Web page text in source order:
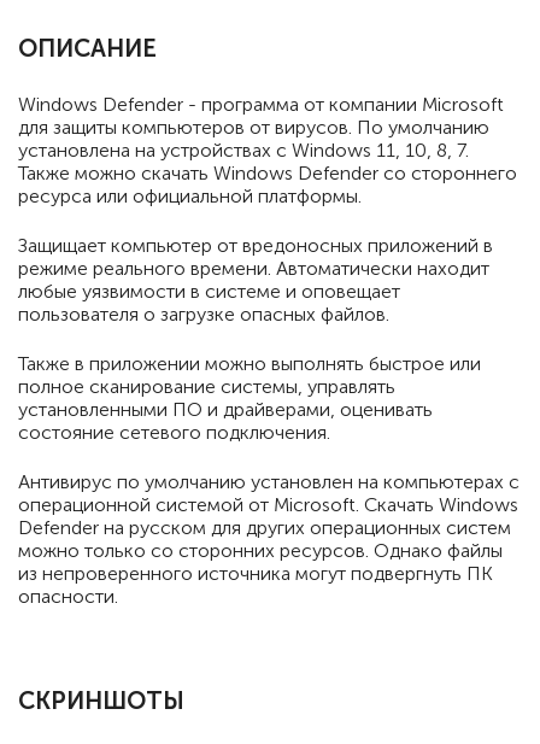
ОПИСАНИЕ
Windows Defender - программа от компании Microsoft
для защиты компьютеров от вирусов. По умолчанию
установлена на устройствах с Windows 11, 10, 8, 7.
Также можно скачать Windows Defender со стороннего
ресурса или официальной платформы.
Защищает компьютер от вредоносных приложений в
режиме реального времени. Автоматически находит
любые уязвимости в системе и оповещает
пользователя о загрузке опасных файлов.
Также в приложении можно выполнять быстрое или
полное сканирование системы, управлять
установленными ПО и драйверами, оценивать
состояние сетевого подключения.
Антивирус по умолчанию установлен на компьютерах с
операционной системой от Microsoft. Скачать Windows
Defender на русском для других операционных систем
можно только со сторонних ресурсов. Однако файлы
из непроверенного источника могут подвергнуть ПК
опасности.
СКРИНШОТЫ